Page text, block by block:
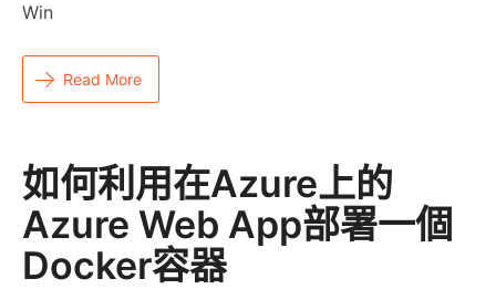
Win
Read More
如何利用在Azure上的
Azure Web App部署一個
Docker容器